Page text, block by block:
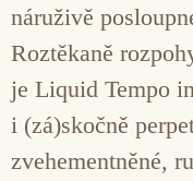
náruživě
Roztěkaně
je Liquid Tempo
i (zá)skočně
zvehementněné,